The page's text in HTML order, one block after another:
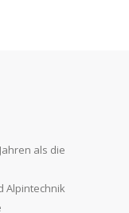
als die
Alpintechnik